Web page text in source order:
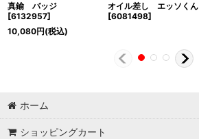
真鍮 バッジ
[6132957]
10,080円(税込)
オイル差し エッソくん
[6081498]
ホーム
ショッピングカート